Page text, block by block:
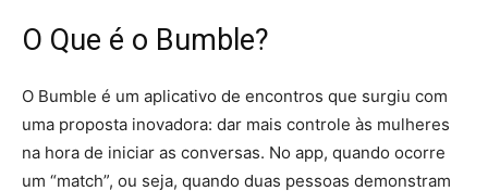
O Que é o Bumble?
O Bumble é um aplicativo de encontros que surgiu com
uma proposta inovadora: dar mais controle às mulheres
na hora de iniciar as conversas. No app, quando ocorre
um “match”, ou seja, quando duas pessoas demonstram